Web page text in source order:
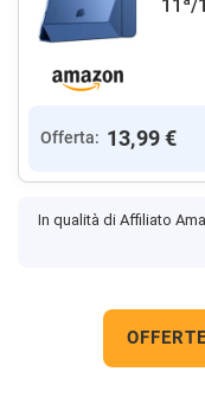
11ª/
Offerta: 13,99 €
In qualità di Affiliato